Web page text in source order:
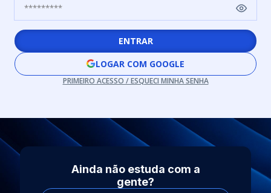
ENTRAR
LOGAR COM GOOGLE
PRIMEIRO ACESSO / ESQUECI MINHA SENHA
Ainda não estuda com a
gente?